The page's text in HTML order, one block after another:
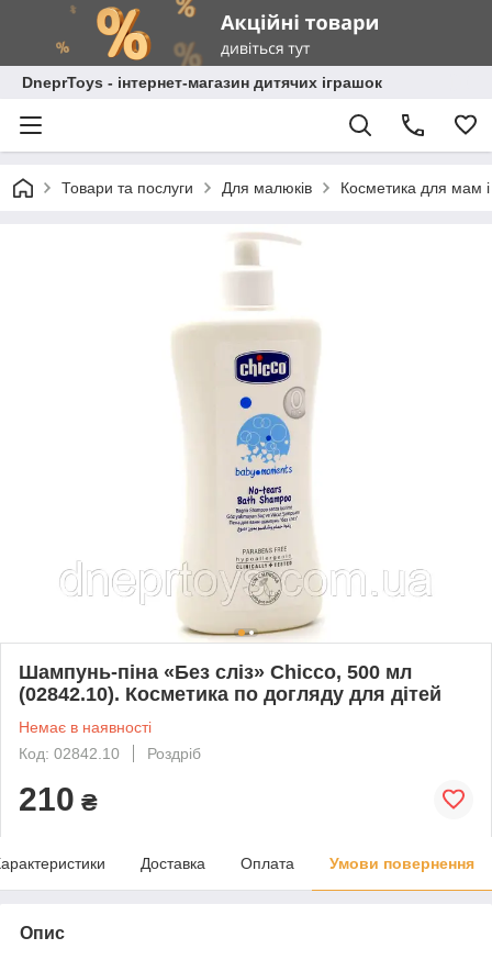
DneprToys - інтернет-магазин дитячих іграшок
Товари та послуги Для малюків Косметика для мам
Шампунь-піна «Без сліз» Chicco, 500 мл
(02842.10). Косметика по догляду для дітей
Немає в наявності
Код: 02842.10
Роздріб
210 ₴
Доставка Оплата Умови повернення
Опис